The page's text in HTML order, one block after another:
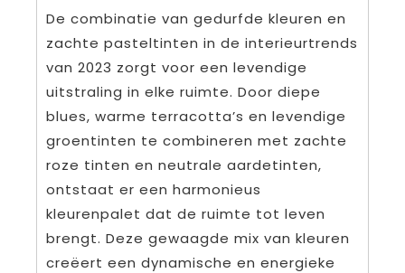
De combinatie van gedurfde kleuren en
zachte pasteltinten in de interieurtrends
van 2023 zorgt voor een levendige
uitstraling in elke ruimte. Door diepe
blues, warme terracotta’s en levendige
groentinten te combineren met zachte
roze tinten en neutrale aardetinten,
ontstaat er een harmonieus
kleurenpalet dat de ruimte tot leven
brengt. Deze gewaagde mix van kleuren
creëert een dynamische en energieke